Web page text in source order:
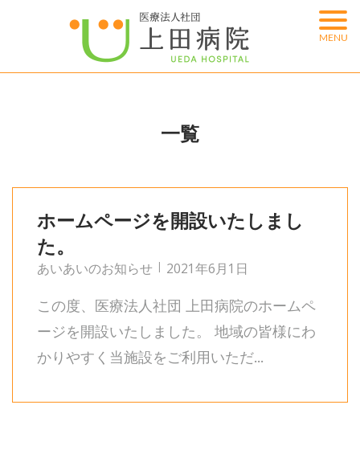
MENU
一覧
ホームページを開設いたしまし
た。
あいあいのお知らせ 2021年6月1日
この度、医療法人社団 上田病院のホームペ
ージを開設いたしました。 地域の皆様にわ
かりやすく当施設をご利用いただ...